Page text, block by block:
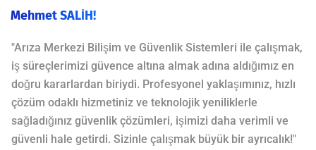
Mehmet SALİH!
"Arıza Merkezi Bilişim ve Güvenlik Sistemleri ile çalışmak,
iş süreçlerimizi güvence altına almak adına aldığımız en
doğru kararlardan biriydi. Profesyonel yaklaşımınız, hızlı
çözüm odaklı hizmetiniz ve teknolojik yeniliklerle
sağladığınız güvenlik çözümleri, işimizi daha verimli ve
güvenli hale getirdi. Sizinle çalışmak büyük bir ayrıcalık!"